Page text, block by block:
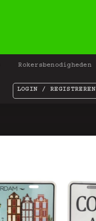
Rokersbenodigheden
LOGIN / REGISTREREN